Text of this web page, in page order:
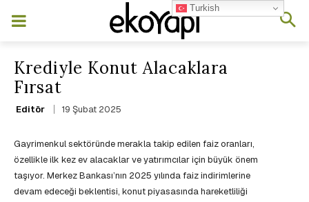
Krediyle Konut Alacaklara
Fırsat
Editör 19 Şubat 2025
Gayrimenkul sektöründe merakla takip edilen faiz oranları,
özellikle ilk kez ev alacaklar ve yatırımcılar için büyük önem
taşıyor. Merkez Bankası’nın 2025 yılında faiz indirimlerine
devam edeceği beklentisi, konut piyasasında hareketliliği
Turkish